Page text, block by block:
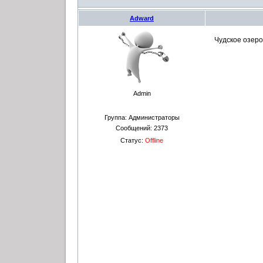
Adward
Admin
Группа: Администраторы
Сообщений: 2373
Статус: Offline
Чудское